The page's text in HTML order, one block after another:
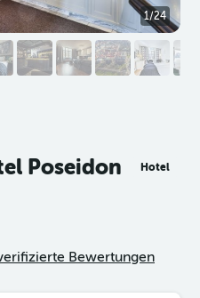
Poseidon Hotel
Bewertungen
1/24